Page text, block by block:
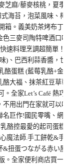
芝麻/藜麥核桃，夏
式海苔，泡菜風味、
箱。義美奶茶烤布丁
色三麥司陶特啤酒口
速料理烹調超簡單！
味)、巴西利蒜香醬，
酪蛋糕 (藍莓乳酪+金
酪大福、抹茶紅豆草
。全家Let’s Café 熱
不用出門在家就可以
名巨作!國民零嘴、網
乳酪控最愛的起司蛋
魔法師.手工餅乾&手
&扭蛋つながる赤い屋
。全家便利商店買一送